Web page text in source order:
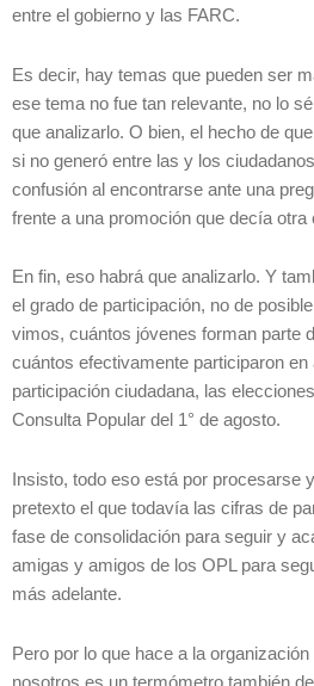
entre el gobierno y las FARC.
Es decir, hay temas que pueden ser
ese tema no fue tan relevante, no lo
que analizarlo. O bien, el hecho de
si no generó entre las y los
confusión al encontrarse ante una
frente a una promoción que decía otra
En fin, eso habrá que analizarlo. Y
el grado de participación, no de
vimos, cuántos jóvenes forman parte
cuántos efectivamente participaron
participación ciudadana, las
Consulta Popular del 1° de agosto.
Insisto, todo eso está por procesarse
pretexto el que todavía las cifras de
fase de consolidación para seguir y
amigas y amigos de los OPL para
más adelante.
Pero por lo que hace a la
nosotros es un termómetro también